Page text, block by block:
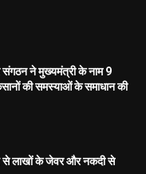
ने मुख्यमंत्री के नाम 9
की समस्याओं के समाधान की
से लाखों के जेवर और नकदी से